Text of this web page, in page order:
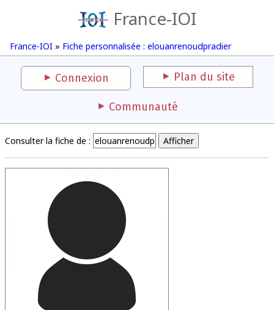
France-IOI
France-IOI » Fiche personnalisée : elouanrenoudpradier
Connexion Plan du site
Communauté
Consulter la fiche de :